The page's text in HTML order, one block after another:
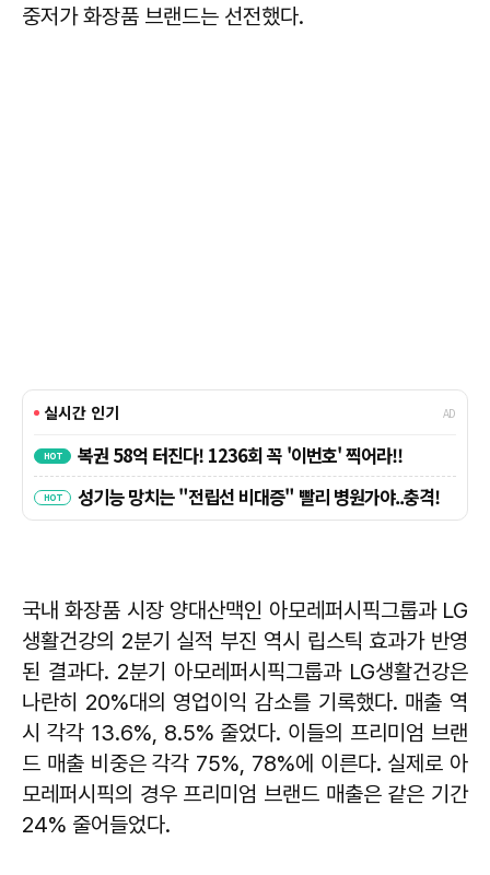
중저가 화장품 브랜드는 선전했다.
국내 화장품 시장 양대산맥인 아모레퍼시픽그룹과 LG
생활건강의 2분기 실적 부진 역시 립스틱 효과가 반영
된 결과다. 2분기 아모레퍼시픽그룹과 LG생활건강은
나란히 20%대의 영업이익 감소를 기록했다. 매출 역
시 각각 13.6%, 8.5% 줄었다. 이들의 프리미엄 브랜
드 매출 비중은 각각 75%, 78%에 이른다. 실제로 아
모레퍼시픽의 경우 프리미엄 브랜드 매출은 같은 기간
24% 줄어들었다.